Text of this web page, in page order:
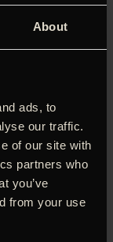
About
ads, to
our traffic.
of our site with
partners who
you’ve
from your use
og søn efter et
en sund og
spøgelser
pludselig
komponist
sur
båd, der glider